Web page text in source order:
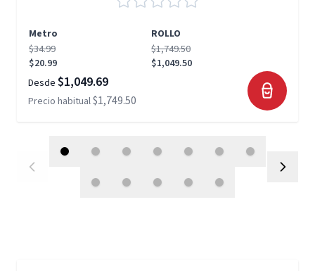
Metro
ROLLO
$34.99
$20.99
$1,749.50
$1,049.50
Desde $1,049.69
Precio habitual$1,749.50